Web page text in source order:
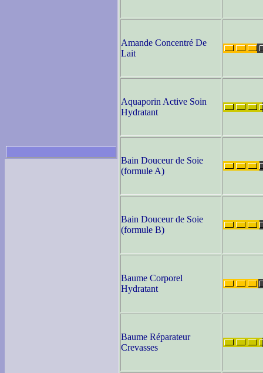
Amande Concentré De
Lait
Aquaporin Active Soin
Hydratant
Bain Douceur de Soie
(formule A)
Bain Douceur de Soie
(formule B)
Baume Corporel
Hydratant
Baume Réparateur
Crevasses